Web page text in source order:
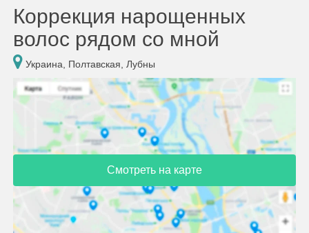
Коррекция нарощенных
волос рядом со мной
Украина, Полтавская, Лубны
Смотреть на карте